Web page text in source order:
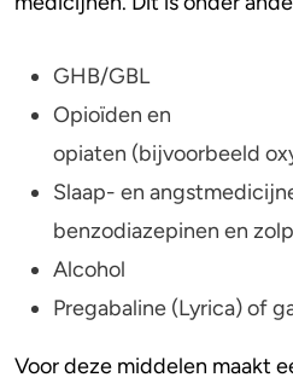
Paddo’s en truffels
2C-B
Ketamine
Ayahuasca
LSD
Benzodiazepines
Heroïne
Verkeer
Trends & Cijfers
Check je gebruik
Stel een vraag
GHB/GBL
Opioïden en
opiaten (bijvoorbeeld
Slaap- en
benzodiazepinen en
Alcohol
Pregabaline (Lyrica) of
Voor deze middelen maakt